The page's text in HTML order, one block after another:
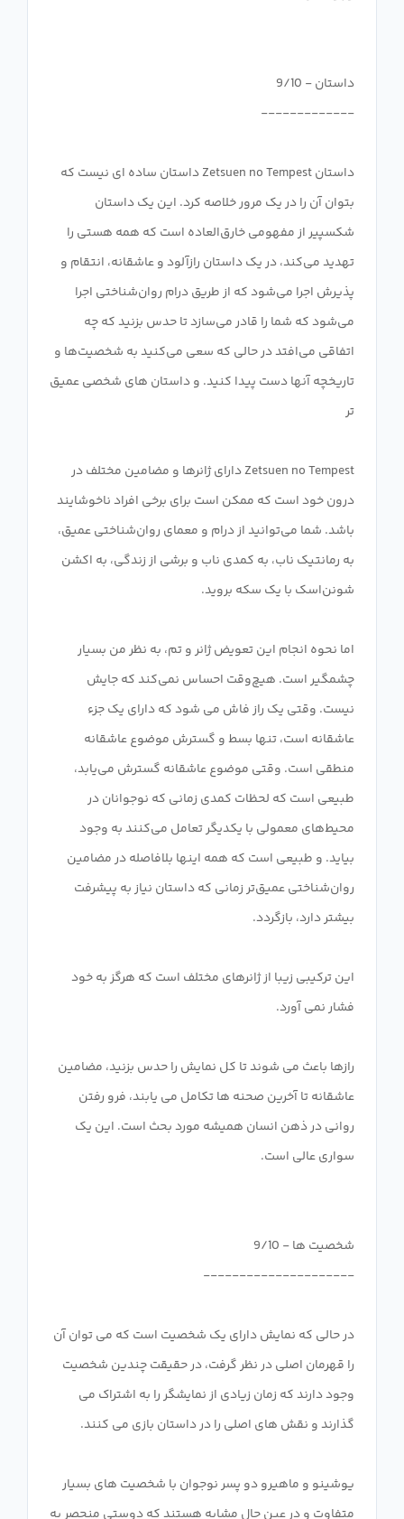
داستان Zetsuen no Tempest داستان ساده ای نیست که
بتوان آن را در یک مرور خلاصه کرد. این یک داستان
شکسپیر از مفهومی خارق‌العاده است که همه هستی را
تهدید می‌کند، در یک داستان رازآلود و عاشقانه، انتقام و
پذیرش اجرا می‌شود که از طریق درام روان‌شناختی اجرا
می‌شود که شما را قادر می‌سازد تا حدس بزنید که چه
اتفاقی می‌افتد در حالی که سعی می‌کنید به شخصیت‌ها و
تاریخچه آنها دست پیدا کنید. و داستان های شخصی عمیق
Zetsuen no Tempest دارای ژانرها و مضامین مختلف در
درون خود است که ممکن است برای برخی افراد ناخوشایند
باشد. شما می‌توانید از درام و معمای روان‌شناختی عمیق،
به رمانتیک ناب، به کمدی ناب و برشی از زندگی، به اکشن
اما نحوه انجام این تعویض ژانر و تم، به نظر من بسیار
چشمگیر است. هیچ‌وقت احساس نمی‌کند که جایش
نیست. وقتی یک راز فاش می شود که دارای یک جزء
عاشقانه است، تنها بسط و گسترش موضوع عاشقانه
منطقی است. وقتی موضوع عاشقانه گسترش می‌یابد،
طبیعی است که لحظات کمدی زمانی که نوجوانان در
محیط‌های معمولی با یکدیگر تعامل می‌کنند به وجود
بیاید. و طبیعی است که همه اینها بلافاصله در مضامین
روان‌شناختی عمیق‌تر زمانی که داستان نیاز به پیشرفت
این ترکیبی زیبا از ژانرهای مختلف است که هرگز به خود
رازها باعث می شوند تا کل نمایش را حدس بزنید، مضامین
عاشقانه تا آخرین صحنه ها تکامل می یابند، فرو رفتن
روانی در ذهن انسان همیشه مورد بحث است. این یک
در حالی که نمایش دارای یک شخصیت است که می توان آن
را قهرمان اصلی در نظر گرفت، در حقیقت چندین شخصیت
وجود دارند که زمان زیادی از نمایشگر را به اشتراک می
یوشینو و ماهیرو دو پسر نوجوان با شخصیت های بسیار
متفاوت و در عین حال مشابه هستند که دوستی منحصر به